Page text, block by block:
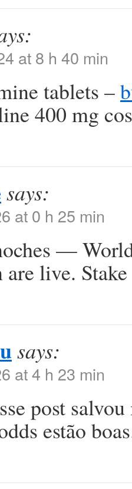
at 8 h 40 min
tablets –
400 mg
says:
at 0 h 25 min
—
are live.
says:
at 4 h 23 min
post
estão